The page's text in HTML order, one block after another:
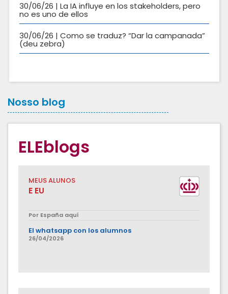
30/06/26 | La IA influye en los stakeholders, pero
no es uno de ellos
30/06/26 | Como se traduz? “Dar la campanada”
(deu zebra)
Nosso blog
ELEblogs
MEUS ALUNOS
E EU
Por España aquí
El whatsapp con los alumnos
26/04/2026